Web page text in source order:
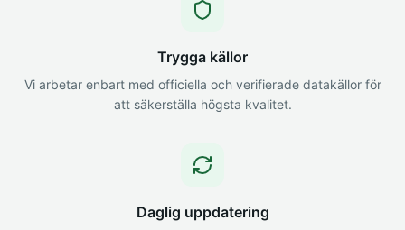
Trygga källor
Vi arbetar enbart med officiella och verifierade datakällor för
att säkerställa högsta kvalitet.
Daglig uppdatering